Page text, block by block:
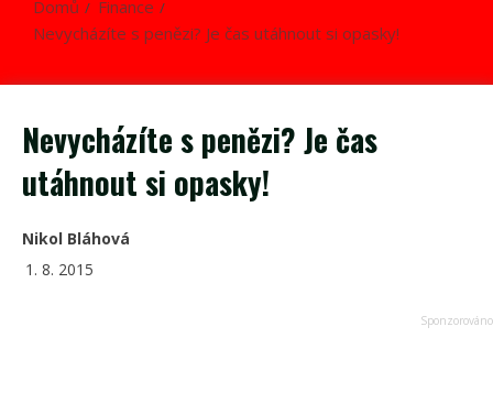
Domů
Finance
Nevycházíte s penězi? Je čas utáhnout si opasky!
Nevycházíte s penězi? Je čas
utáhnout si opasky!
Nikol Bláhová
1. 8. 2015